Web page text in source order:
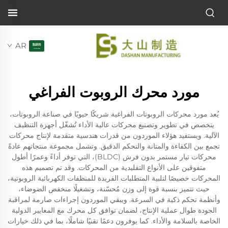
AR
مورد محرك الروبوت الفراغي
يُعد مورد محركات الروبوتات الفراغية شريكًا حيويًا في صناعة الروبوتات،
يتخصص في تطوير وتصنيع محركات عالية الأداء تُشغّل أجهزة التنظيف
الآلية. ويستفيد هؤلاء الموردون من قدرات هندسية متقدمة لإنتاج محركات
تجمع بين الكفاءة والمتانة والتحكم الدقيق. وتشمل مجموعة منتجاتهم عادةً
محركات تيار مستمر بدون فرش (BLDC)، التي توفر أداءً وعمرًا أطول
متفوقين على الأنواع التقليدية من المحركات. وقد تم تصميم هذه
المحركات خصيصًا لتلبية المتطلبات الفريدة للمنظفات الكهربائية الروبوتية،
حيث تتميز بنسبة قوة إلى وزن مُحسّنة، وتشغيلًا منخفض الضوضاء،
وأنظمة تحكم ذكية في السرعة. ويبقي الموردون إجراءات صارمة لمراقبة
الجودة طوال عملية الإنتاج، لضمان توافق كل محرك مع المعايير الدولية
الخاصة بالسلامة والأداء. كما يوفرون دعمًا تقنيًا شاملًا، بما في ذلك خيارات